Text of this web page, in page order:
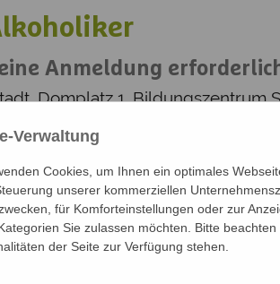
Anmeldung
Domplatz 1, Bildungszentrum
- 21:00 Uhr
erforderlich!
Verwaltung
Cookies, um Ihnen ein optimales
unserer kommerziellen
für Komforteinstellungen oder zur
Sie zulassen möchten. Bitte
der Seite zur Verfügung stehen.